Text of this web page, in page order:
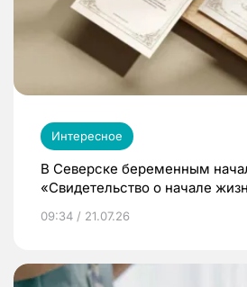
Интересное
В Северске беременным
«Свидетельство о начале
09:34 / 21.07.26